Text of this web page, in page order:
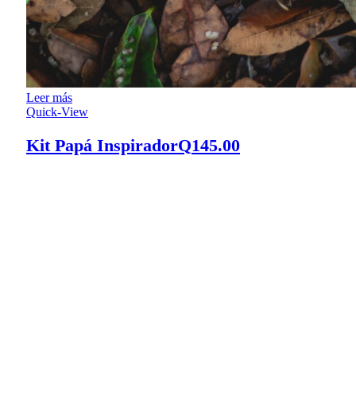
Leer más
Quick-View
Kit Papá InspiradorQ145.00